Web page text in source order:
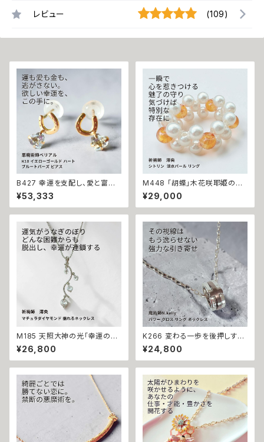
レビュー (109)
B427 幸運を支配し、愛と富を
引き寄せる 悪魔の馬蹄 K10 イ
エローゴールド ハート ブルート
パーズ ピアス 悪魔術師ベリアル
トーン10金 さくら チェリー 魔術
強力 悪魔術 黒魔術 おまじない
呪 本物 魔術師 金運 財運 収入
アップ 臨時収入 略奪 ライバル
縁結び お守り 開運
¥53,333
M448 「胡蝶」木花咲耶姫の愛
の祈り パール シトリン リング
運気上昇 成功 出世 恋愛運 魅
力運 縁結び お守り 御守り おま
願望成就 開運 開運グッズ 恋愛
成就 引き寄せ 運命 成功運 人
間関係 良縁 良縁成就 人気運
魅了 モテ 運気 恋愛 おまもり
¥29,000
M185 天照大神の光「幸運の連
鎖」運が味方し誰もがあなたを
応援 大開運 成功・金運・良縁 マ
チュラダイヤモンド 揺れるネッ
パワーストーン 天然石 ご利益
お守り 霊感霊視 スピリチュアル
強運 神社 神様
¥26,800
K266 変わる一歩を後押しする
【強力な引き寄せ】アフロディテ
の神秘パワー クロス リング ネ
ックレス｜復縁・片思い成就 N.
結び 魅力アップ エネルギー 魅
力 魔力 魔術 白魔術 願い 叶う
結び 開運 強運 本物 パワースト
ーン お守り 強力 男女兼用
¥24,800